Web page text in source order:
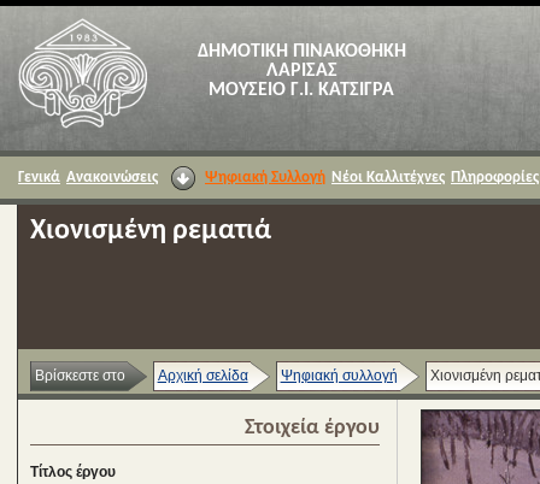
ΔΗΜΟΤΙΚΗ ΠΙΝΑΚΟΘΗΚΗ
ΛΑΡΙΣΑΣ
ΜΟΥΣΕΙΟ Γ.Ι. ΚΑΤΣΙΓΡΑ
Γενικά Ανακοινώσεις Ψηφιακή Συλλογή Νέοι Καλλιτέχνες Πληροφορίες
Χιονισμένη ρεματιά
Βρίσκεστε στο Αρχική σελίδα Ψηφιακή συλλογή Χιονισμένη
Στοιχεία έργου
Τίτλος έργου